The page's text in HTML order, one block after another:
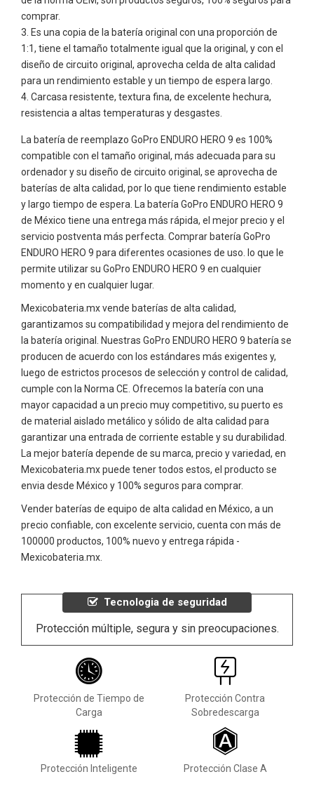
comprar.
Es una copia de la batería original con una proporción de
1:1, tiene el tamaño totalmente igual que la original, y con el
diseño de circuito original, aprovecha celda de alta calidad
para un rendimiento estable y un tiempo de espera largo.
Carcasa resistente, textura fina, de excelente hechura,
resistencia a altas temperaturas y desgastes.
La batería de reemplazo GoPro ENDURO HERO 9 es 100%
compatible con el tamaño original, más adecuada para su
ordenador y su diseño de circuito original, se aprovecha de
baterías de alta calidad, por lo que tiene rendimiento estable
y largo tiempo de espera. La batería GoPro ENDURO HERO 9
de México tiene una entrega más rápida, el mejor precio y el
servicio postventa más perfecta. Comprar batería GoPro
ENDURO HERO 9 para diferentes ocasiones de uso. lo que le
permite utilizar su GoPro ENDURO HERO 9 en cualquier
momento y en cualquier lugar.
Mexicobateria.mx vende baterías de alta calidad,
garantizamos su compatibilidad y mejora del rendimiento de
la batería original. Nuestras GoPro ENDURO HERO 9 batería se
producen de acuerdo con los estándares más exigentes y,
luego de estrictos procesos de selección y control de calidad,
cumple con la Norma CE. Ofrecemos la batería con una
mayor capacidad a un precio muy competitivo, su puerto es
de material aislado metálico y sólido de alta calidad para
garantizar una entrada de corriente estable y su durabilidad.
La mejor batería depende de su marca, precio y variedad, en
Mexicobateria.mx puede tener todos estos, el producto se
envia desde México y 100% seguros para comprar.
Vender baterías de equipo de alta calidad en México, a un
precio confiable, con excelente servicio, cuenta con más de
100000 productos, 100% nuevo y entrega rápida -
Mexicobateria.mx.
Tecnologia de seguridad
Protección múltiple, segura y sin preocupaciones.
Protección de Tiempo de
Carga
Protección Contra
Sobredescarga
Protección Inteligente Protección Clase A